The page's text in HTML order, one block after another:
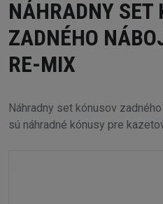
NÁHRADNY SET
ZADNÉHO
RE-MIX
Náhradny set kónusov
sú náhradné kónusy pre